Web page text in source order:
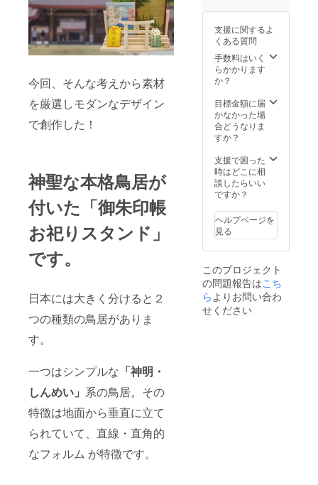
今回、そんな考えから素材
を厳選しモダンなデザイン
で創作した！
神聖な本格鳥居が
付いた「御朱印帳
お祀りスタンド」
です。
日本には大きく分けると２
つの種類の鳥居がありま
す。
一つはシンプルな 「神明・
しんめい」 系の鳥居。その
特徴は地面から垂直に立て
られていて、直線・直角的
なフォルム が特徴です。
遅れる
場合、
早急に
ご連絡
致しま
す。
りスタ
（スタ
ンダー
ド・水
晶あ
り） ×
特典：
特製オ
リジナ
ル「黄
運根
付」 ×
１点 ※
製造状
り出荷
時期が
遅れる
場合、
ご連絡
致しま
す。
支援に関するよ
くある質問
手数料はいく
らかかります
か？
目標金額に届
かなかった場
合どうなりま
すか？
支援で困った
時はどこに相
談したらいい
ですか？
ヘルプページを
見る
このプロジェクト
の問題報告はこち
らよりお問い合わ
せください